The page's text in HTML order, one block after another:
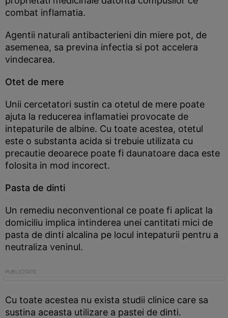
combat inflamatia.
Agentii naturali antibacterieni din miere pot, de
asemenea, sa previna infectia si pot accelera
vindecarea.
Otet de mere
Unii cercetatori sustin ca otetul de mere poate
ajuta la reducerea inflamatiei provocate de
intepaturile de albine. Cu toate acestea, otetul
este o substanta acida si trebuie utilizata cu
precautie deoarece poate fi daunatoare daca este
folosita in mod incorect.
Pasta de dinti
Un remediu neconventional ce poate fi aplicat la
domiciliu implica intinderea unei cantitati mici de
pasta de dinti alcalina pe locul intepaturii pentru a
neutraliza veninul.
Cu toate acestea nu exista studii clinice care sa
sustina aceasta utilizare a pastei de dinti.